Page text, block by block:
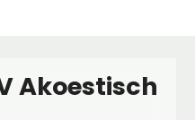
Akoestisch